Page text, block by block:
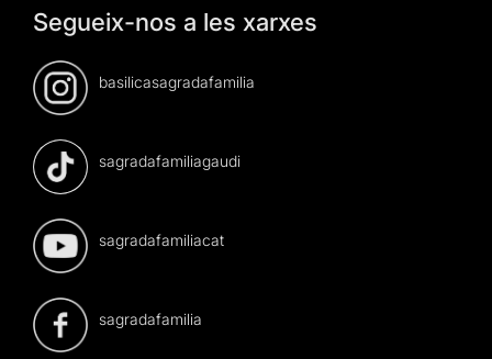
Segueix-nos a les xarxes
basilicasagradafamilia
sagradafamiliagaudi
sagradafamiliacat
sagradafamilia